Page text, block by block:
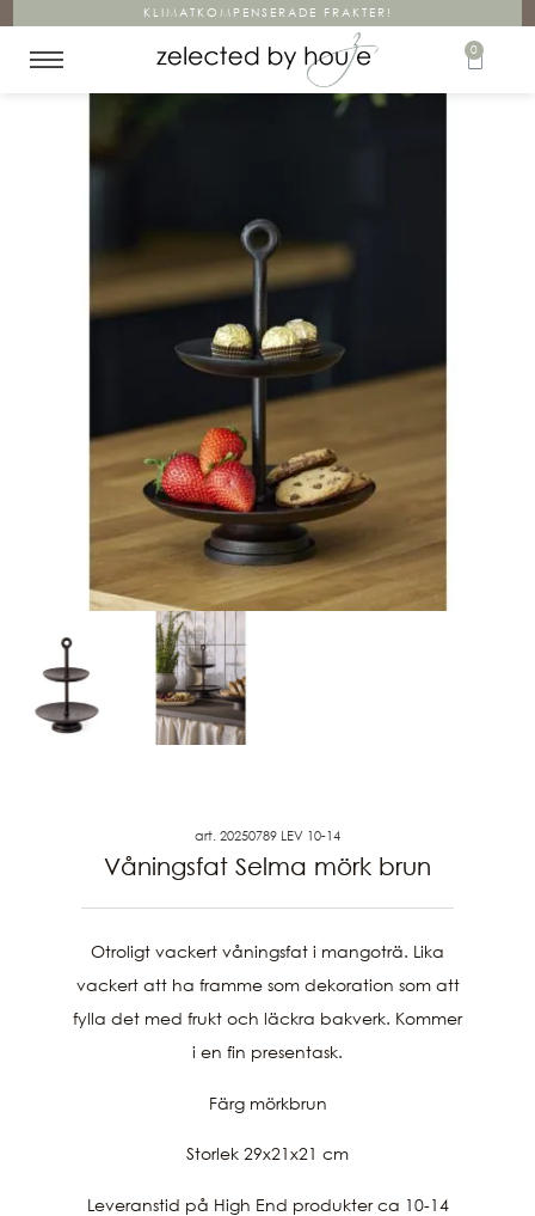
KLIMATKOMPENSERADE FRAKTER!
0
art. 20250789 LEV 10-14
Våningsfat Selma mörk brun
Otroligt vackert våningsfat i mangoträ. Lika
vackert att ha framme som dekoration som att
fylla det med frukt och läckra bakverk. Kommer
i en fin presentask.
Färg mörkbrun
Storlek 29x21x21 cm
Leveranstid på High End produkter ca 10-14